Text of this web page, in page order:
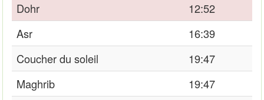
Dohr
12:52
Asr
16:39
Coucher du soleil
19:47
Maghrib
19:47